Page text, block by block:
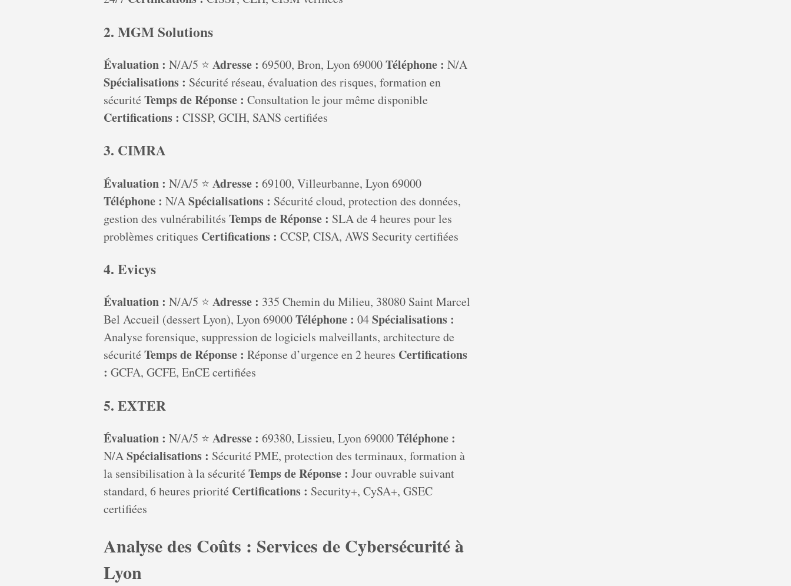
2. MGM Solutions
Évaluation : N/A/5 ⭐ Adresse : 69500, Bron, Lyon 69000Téléphone : N/A
Spécialisations : Sécurité réseau, évaluation des risques, formation en
sécurité Temps de Réponse : Consultation le jour même disponible
Certifications : CISSP, GCIH, SANS certifiées
3. CIMRA
Évaluation : N/A/5 ⭐ Adresse : 69100, Villeurbanne, Lyon 69000
Téléphone : N/ASpécialisations : Sécurité cloud, protection des données,
gestion des vulnérabilités Temps de Réponse : SLA de 4 heures pour les
problèmes critiques Certifications : CCSP, CISA, AWS Security certifiées
4. Evicys
Évaluation : N/A/5 ⭐ Adresse : 335 Chemin du Milieu, 38080 Saint Marcel
Bel Accueil (dessert Lyon), Lyon 69000Téléphone : 04Spécialisations :
Analyse forensique, suppression de logiciels malveillants, architecture de
sécurité Temps de Réponse : Réponse d’urgence en 2 heures Certifications
: GCFA, GCFE, EnCE certifiées
5. EXTER
Évaluation : N/A/5 ⭐ Adresse : 69380, Lissieu, Lyon 69000Téléphone :
N/ASpécialisations : Sécurité PME, protection des terminaux, formation à
la sensibilisation à la sécurité Temps de Réponse : Jour ouvrable suivant
standard, 6 heures priorité Certifications : Security+, CySA+, GSEC
certifiées
Analyse des Coûts : Services de Cybersécurité à
Lyon